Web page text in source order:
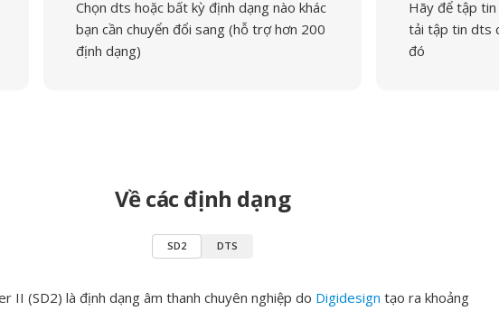
Chọn dts hoặc bất kỳ định dạng nào khác
bạn cần chuyển đổi sang (hỗ trợ hơn 200
định dạng)
Hãy để tập
tải tập tin dts
đó
Về các định dạng
SD2 DTS
II (SD2) là định dạng âm thanh chuyên nghiệp do Digidesign tạo ra khoảng